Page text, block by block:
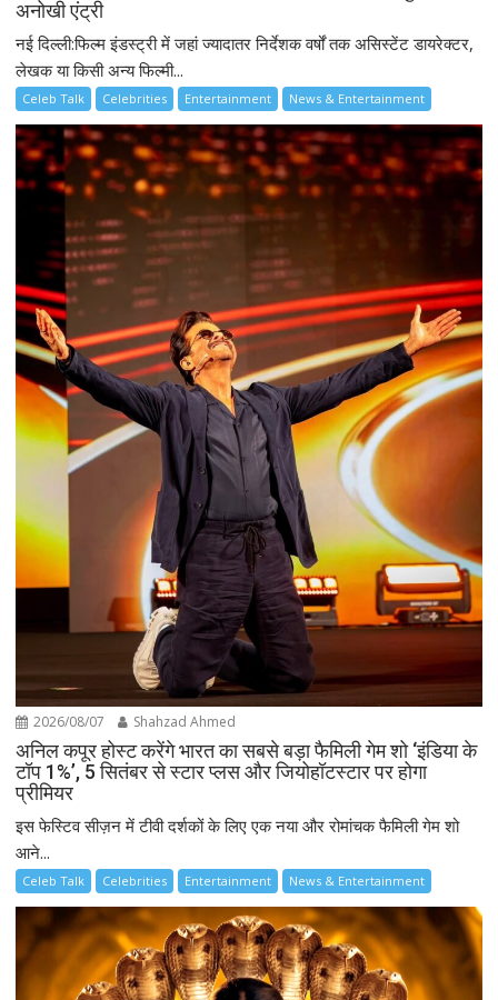
अनोखी एंट्री
नई दिल्ली:फिल्म इंडस्ट्री में जहां ज्यादातर निर्देशक वर्षों तक असिस्टेंट डायरेक्टर,
लेखक या किसी अन्य फिल्मी...
Celeb Talk Celebrities Entertainment News & Entertainment
2026/08/07 Shahzad Ahmed
अनिल कपूर होस्ट करेंगे भारत का सबसे बड़ा फैमिली गेम शो ‘इंडिया के
टॉप 1%’, 5 सितंबर से स्टार प्लस और जियोहॉटस्टार पर होगा
प्रीमियर
इस फेस्टिव सीज़न में टीवी दर्शकों के लिए एक नया और रोमांचक फैमिली गेम शो
आने...
Celeb Talk Celebrities Entertainment News & Entertainment